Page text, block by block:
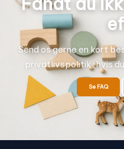
Send os gerne en kort
privatlivspolitik, hvis
Se FAQ